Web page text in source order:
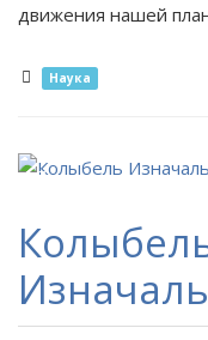
движения нашей
Наука